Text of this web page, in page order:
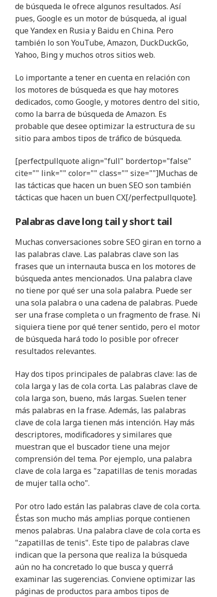
de búsqueda le ofrece algunos resultados. Así
pues, Google es un motor de búsqueda, al igual
que Yandex en Rusia y Baidu en China. Pero
también lo son YouTube, Amazon, DuckDuckGo,
Yahoo, Bing y muchos otros sitios web.
Lo importante a tener en cuenta en relación con
los motores de búsqueda es que hay motores
dedicados, como Google, y motores dentro del sitio,
como la barra de búsqueda de Amazon. Es
probable que desee optimizar la estructura de su
sitio para ambos tipos de tráfico de búsqueda.
[perfectpullquote align="full" bordertop="false"
cite="" link="" color="" class="" size=""]Muchas de
las tácticas que hacen un buen SEO son también
tácticas que hacen un buen CX[/perfectpullquote].
Palabras clave long tail y short tail
Muchas conversaciones sobre SEO giran en torno a
las palabras clave. Las palabras clave son las
frases que un internauta busca en los motores de
búsqueda antes mencionados. Una palabra clave
no tiene por qué ser una sola palabra. Puede ser
una sola palabra o una cadena de palabras. Puede
ser una frase completa o un fragmento de frase. Ni
siquiera tiene por qué tener sentido, pero el motor
de búsqueda hará todo lo posible por ofrecer
resultados relevantes.
Hay dos tipos principales de palabras clave: las de
cola larga y las de cola corta. Las palabras clave de
cola larga son, bueno, más largas. Suelen tener
más palabras en la frase. Además, las palabras
clave de cola larga tienen más intención. Hay más
descriptores, modificadores y similares que
muestran que el buscador tiene una mejor
comprensión del tema. Por ejemplo, una palabra
clave de cola larga es "zapatillas de tenis moradas
de mujer talla ocho".
Por otro lado están las palabras clave de cola corta.
Éstas son mucho más amplias porque contienen
menos palabras. Una palabra clave de cola corta es
"zapatillas de tenis". Este tipo de palabras clave
indican que la persona que realiza la búsqueda
aún no ha concretado lo que busca y querrá
examinar las sugerencias. Conviene optimizar las
páginas de productos para ambos tipos de